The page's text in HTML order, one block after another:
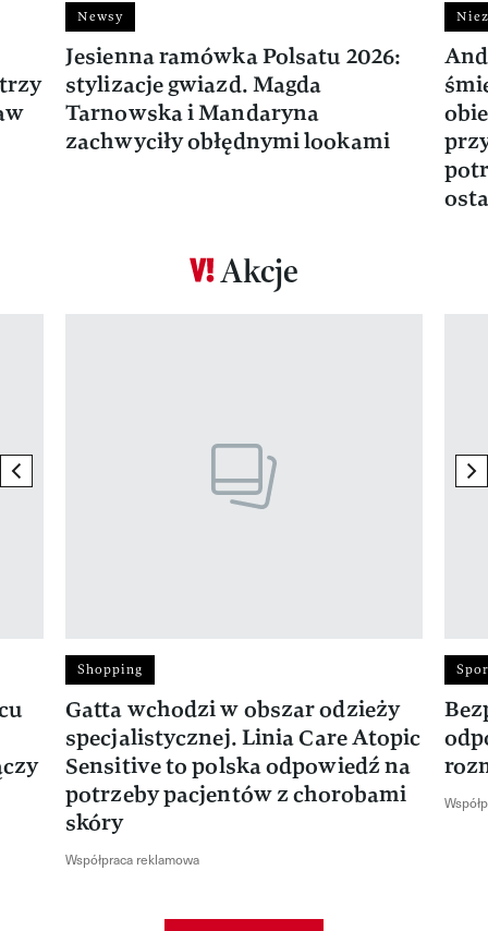
Newsy
Jesienna ramówka Polsatu 2026:
stylizacje gwiazd. Magda
Tarnowska i Mandaryna
zachwyciły obłędnymi lookami
Akcje
previous element
Shopping
Gatta wchodzi w obszar odzieży
specjalistycznej. Linia Care Atopic
Sensitive to polska odpowiedź na
potrzeby pacjentów z chorobami
skóry
Współpraca reklamowa